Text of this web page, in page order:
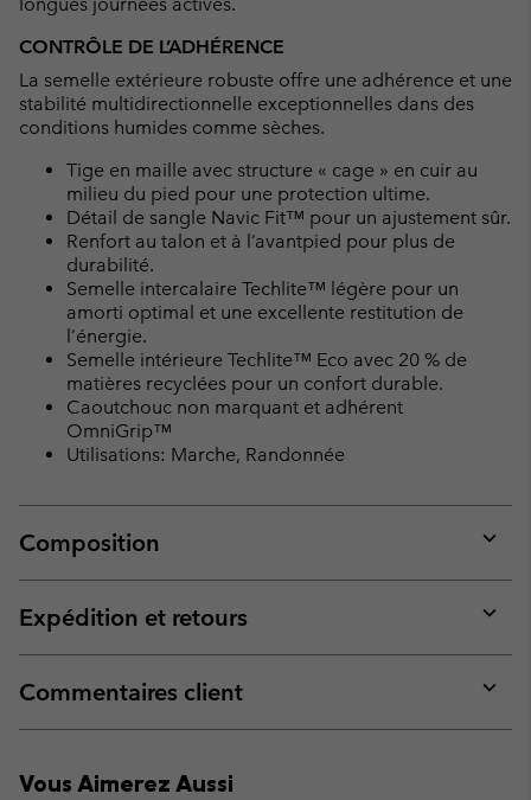
longues journées actives.
CONTRÔLE DE L’ADHÉRENCE
La semelle extérieure robuste offre une adhérence et une
stabilité multidirectionnelle exceptionnelles dans des
conditions humides comme sèches.
Tige en maille avec structure « cage » en cuir au
milieu du pied pour une protection ultime.
Détail de sangle Navic Fit™ pour un ajustement sûr.
Renfort au talon et à l’avantpied pour plus de
durabilité.
Semelle intercalaire Techlite™ légère pour un
amorti optimal et une excellente restitution de
l’énergie.
Semelle intérieure Techlite™ Eco avec 20 % de
matières recyclées pour un confort durable.
Caoutchouc non marquant et adhérent
OmniGrip™
Utilisations: Marche, Randonnée
Composition
or
Expédition et retours
or
Commentaires client
or
Vous Aimerez Aussi